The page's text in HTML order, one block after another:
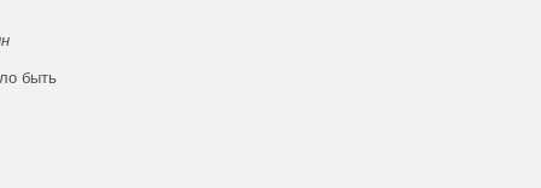
быть